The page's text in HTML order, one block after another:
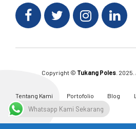
Copyright © Tukang Poles. 2025.
Tentang Kami Portofolio Blog
Kontak Kami
Whatsapp Kami Sekarang